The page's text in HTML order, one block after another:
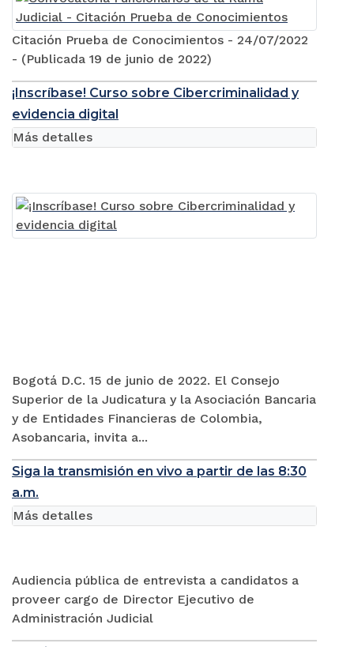
Citación Prueba de Conocimientos - 24/07/2022
- (Publicada 19 de junio de 2022)
¡Inscríbase! Curso sobre Cibercriminalidad y
evidencia digital
Bogotá D.C. 15 de junio de 2022. El Consejo
Superior de la Judicatura y la Asociación Bancaria
y de Entidades Financieras de Colombia,
Asobancaria, invita a...
Más detalles
Siga la transmisión en vivo a partir de las 8:30
a.m.
Audiencia pública de entrevista a candidatos a
proveer cargo de Director Ejecutivo de
Administración Judicial
Más detalles